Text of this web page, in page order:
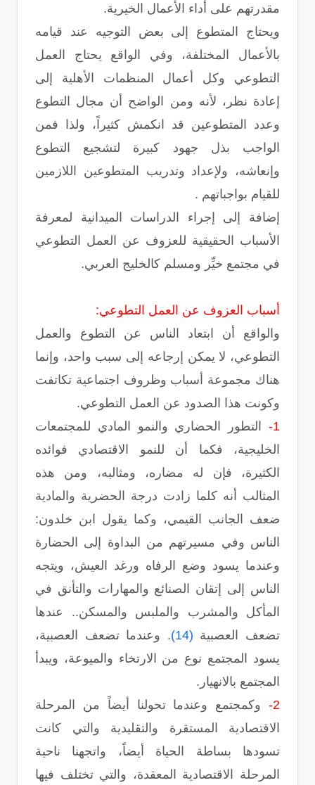
مقدرتهم على أداء الأعمال الخيرية.
ويحتاج المتطوع إلى بعض التوجيه عند قيامه
بالأعمال المختلفة، وفي الواقع يحتاج العمل
التطوعي وكل أعمال المنظمات الأهلية إلى
إعادة نظر، لأنه ومن الواضح أن مجال التطوع
وعدد المتطوعين قد انكمش كثيراً، ولذا فمن
الواجب بذل جهود كبيرة لتشجيع التطوع
وإنعاشه، ولإعداد وتدريب المتطوعين اللازمين
للقيام بواجباتهم .
إضافة إلى إجراء الدراسات الميدانية لمعرفة
الأسباب الحقيقية للعزوف عن العمل التطوعي
في مجتمع خيِّر ومسلم كالخليج العربي.
أسباب العزوف عن العمل التطوعي:
والواقع أن ابتعاد الناس عن التطوع والعمل
التطوعي، لا يمكن إرجاعه إلى سبب واحد، وإنما
هناك مجموعة أسباب وظروف اجتماعية تكاتفت
وكونت هذا الصدود عن العمل التطوعي.
1-
التطور الحضاري والنمو المادي للمجتمعات
الخليجية، فكما أن للنمو الاقتصادي فوائده
الكثيرة، فإن له مضاره، ومثالبه، ومن هذه
المثالب أنه كلما زادت درجة الحضرية والمادية
ضعف الجانب القيمي، وكما يقول ابن خلدون:
الناس وفي مسيرتهم من البداوة إلى الحضارة
وعندما يسود وضع الرفاه ورغد العيش، ويتجه
الناس إلى إتقان الصنائع والمهارات والتأنق في
المأكل والمشرب والملبس والمسكن.. عندها
تضعف العصبية (14)
. وعندما تضعف العصبية،
يسود المجتمع نوع من الارتخاء والميوعة، ويبدأ
المجتمع بالانهيار.
2-
وكمجتمع وعندما تحولنا أيضاً من المرحلة
الاقتصادية المستقرة والتقليدية والتي كانت
تسودها بساطة الحياة أيضاً، واتجهنا ناحية
المرحلة الاقتصادية المعقدة، والتي تختلف فيها